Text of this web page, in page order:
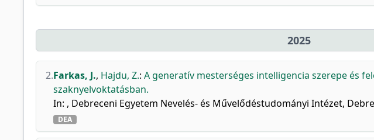
2025
2.Farkas, J., Hajdu, Z.: A generatív mesterséges intelligencia szerepe és
szaknyelvoktatásban.
In: , Debreceni Egyetem Nevelés- és Művelődéstudományi Intézet,
DEA